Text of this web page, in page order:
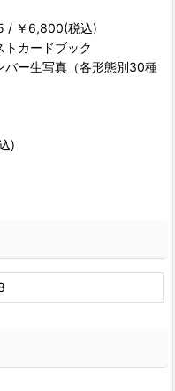
/ ￥6,800(税込)
カードブック
バー生写真（各形態別30種
)